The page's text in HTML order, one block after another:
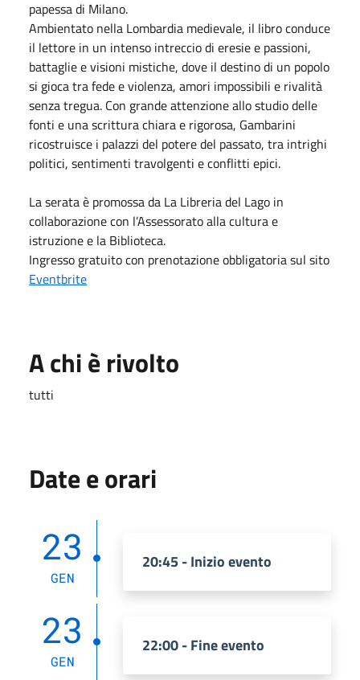
papessa di Milano.
Ambientato nella Lombardia medievale, il libro conduce
il lettore in un intenso intreccio di eresie e passioni,
battaglie e visioni mistiche, dove il destino di un popolo
si gioca tra fede e violenza, amori impossibili e rivalità
senza tregua. Con grande attenzione allo studio delle
fonti e una scrittura chiara e rigorosa, Gambarini
ricostruisce i palazzi del potere del passato, tra intrighi
politici, sentimenti travolgenti e conflitti epici.
La serata è promossa da La Libreria del Lago in
collaborazione con l’Assessorato alla cultura e
istruzione e la Biblioteca.
Ingresso gratuito con prenotazione obbligatoria sul sito
Eventbrite
A chi è rivolto
tutti
Date e orari
23
GEN
20:45 - Inizio evento
23
GEN
22:00 - Fine evento